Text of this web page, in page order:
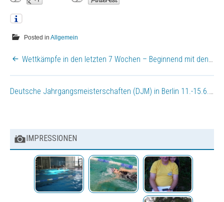
Posted in Allgemein
BEITRAGSNAVIGATION
Wettkämpfe in den letzten 7 Wochen – Beginnend mit den DM und die DJM schließen die Wettkampfwochenenden ab.
IMPRESSIONEN